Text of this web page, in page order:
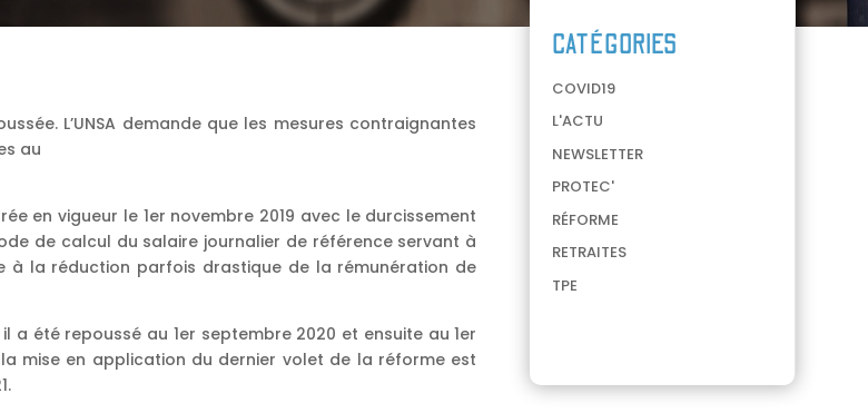
L’UNSA demande que les mesures contraignantes
au
en vigueur le 1er novembre 2019 avec le durcissement
de calcul du salaire journalier de référence servant à
à la réduction parfois drastique de la rémunération de
été repoussé au 1er septembre 2020 et ensuite au 1er
mise en application du dernier volet de la réforme est
CATÉGORIES
COVID19
L'ACTU
NEWSLETTER
PROTEC'
RÉFORME
RETRAITES
TPE